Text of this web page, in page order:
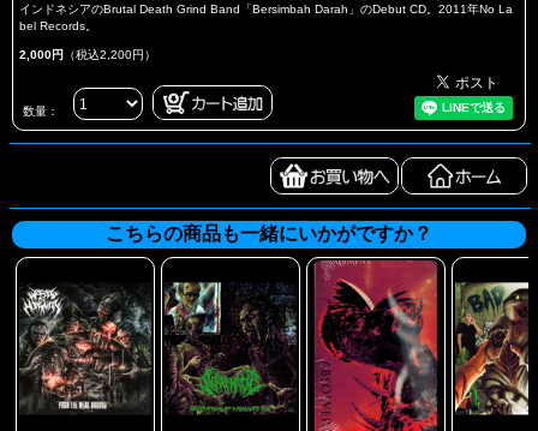
インドネシアのBrutal Death Grind Band「Bersimbah Darah」のDebut CD。2011年No La
bel Records。
2,000円 （税込2,200円）
数量：
こちらの商品も一緒にいかがですか？